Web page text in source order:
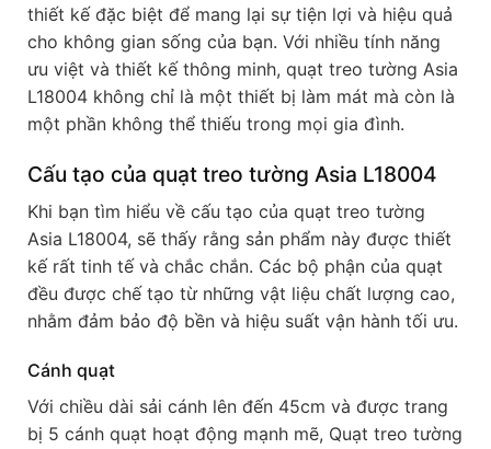
thiết kế đặc biệt để mang lại sự tiện lợi và hiệu quả
cho không gian sống của bạn. Với nhiều tính năng
ưu việt và thiết kế thông minh, quạt treo tường Asia
L18004 không chỉ là một thiết bị làm mát mà còn là
một phần không thể thiếu trong mọi gia đình.
Cấu tạo của quạt treo tường Asia L18004
Khi bạn tìm hiểu về cấu tạo của quạt treo tường
Asia L18004, sẽ thấy rằng sản phẩm này được thiết
kế rất tinh tế và chắc chắn. Các bộ phận của quạt
đều được chế tạo từ những vật liệu chất lượng cao,
nhằm đảm bảo độ bền và hiệu suất vận hành tối ưu.
Cánh quạt
Với chiều dài sải cánh lên đến 45cm và được trang
bị 5 cánh quạt hoạt động mạnh mẽ, Quạt treo tường